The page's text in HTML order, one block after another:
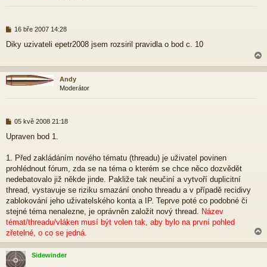
P
í
ě
v
16 bře 2007 14:28
Diky uzivateli epetr2008 jsem rozsiril pravidla o bod c. 10
a
h
Andy
Moderátor
P
í
ě
e
k
05 kvě 2008 21:18
Upraven bod 1.
1. Před zakládáním nového tématu (threadu) je uživatel povinen
prohlédnout fórum, zda se na téma o kterém se chce něco dozvědět
nedebatovalo již někde jinde. Pakliže tak neučiní a vytvoří duplicitní
thread, vystavuje se riziku smazání onoho threadu a v případě recidivy
zablokování jeho uživatelského konta a IP. Teprve poté co podobné či
stejné téma nenalezne, je oprávněn založit nový thread.
Název
témat/threadu/vláken musí být volen tak, aby bylo na první pohled
zřetelné, o co se jedná.
a
h
Sidewinder